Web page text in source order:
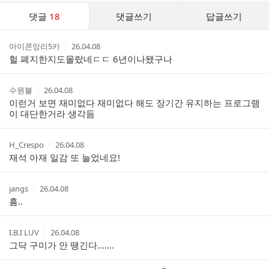
댓글 18 댓글쓰기 답글쓰기
스
작
성
자
아이콘앙리5카
작
성
시
간
26.04.08
헐 폐지한지도몰랐네ㄷㄷ 6년이나됐구나
작
성
자
수원블
작
성
시
간
26.04.08
이런거 보면 재미없다 재미없다 해도 장기간 유지하는 프로그램
이 대단한거라 생각듬
작
성
자
H_Crespo
작
성
시
간
26.04.08
재석 아재 일감 또 늘었네요!
작
성
자
jangs
작
간
26.04.08
흠..
작
성
자
I.B.I LUV
작
성
시
간
26.04.08
그닥 구미가 안 땡긴다.......